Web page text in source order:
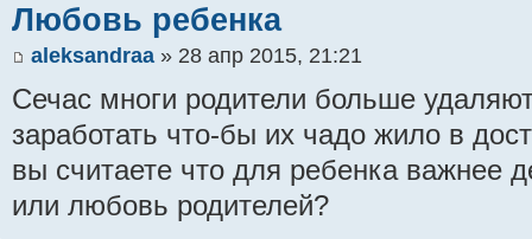
Любовь ребенка
aleksandraa » 28 апр 2015, 21:21
Сечас многи родители больше
заработать что-бы их чадо жило в
вы считаете что для ребенка важнее
или любовь родителей?